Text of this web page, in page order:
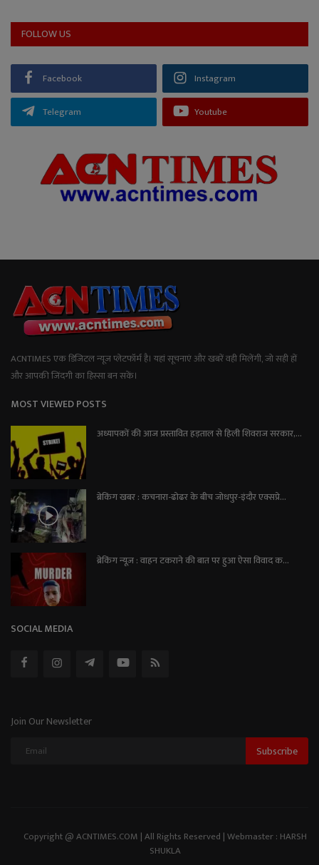
FOLLOW US
Facebook Instagram
Telegram Youtube
ACNTIMES एक डिजिटल न्यूज प्लेटफॉर्म है। यहां सूचनाएं और खबरें वही मिलेंगी, जो सही हों
और आपकी जिंदगी का हिस्सा बन सकें।
MOST VIEWED POSTS
अध्यापकों की आज प्रस्तावित हड़ताल से हिली शिवराज सरकार,...
ब्रेकिंग खबर : कचनारा-ढोढर के बीच जोधपुर-इंदौर एक्सप्रे...
ब्रेकिंग न्यूज़ : वाहन टकराने की बात पर हुआ ऐसा विवाद क...
SOCIAL MEDIA
Join Our Newsletter
Subscribe
Copyright @ ACNTIMES.COM | All Rights Reserved | Webmaster : HARSH
SHUKLA